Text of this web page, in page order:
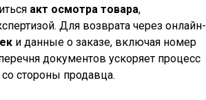
акт осмотра товара,
Для возврата через онлайн-
и данные о заказе, включая номер
документов ускоряет процесс
стороны продавца.